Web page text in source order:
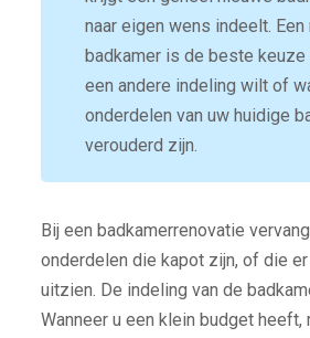
naar eigen wens indeelt. Een
badkamer is de beste keuze
een andere indeling wilt of
onderdelen van uw huidige
verouderd zijn.
Bij een badkamerrenovatie
onderdelen die kapot zijn, of die
uitzien. De indeling van de
Wanneer u een klein budget heeft,